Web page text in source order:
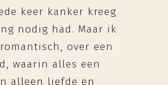
keer kanker kreeg
nodig had. Maar ik
over een
waarin alles een
alleen liefde en